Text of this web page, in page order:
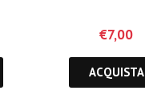
€7,00
ACQUISTA